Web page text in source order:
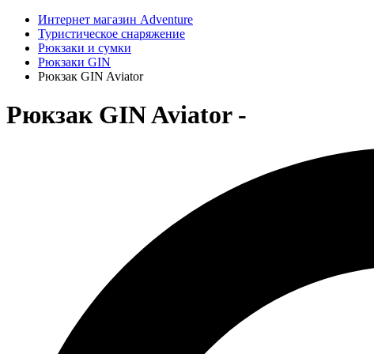
Интернет магазин Adventure
Туристическое снаряжение
Рюкзаки и сумки
Рюкзаки GIN
Рюкзак GIN Aviator
Рюкзак GIN Aviator -